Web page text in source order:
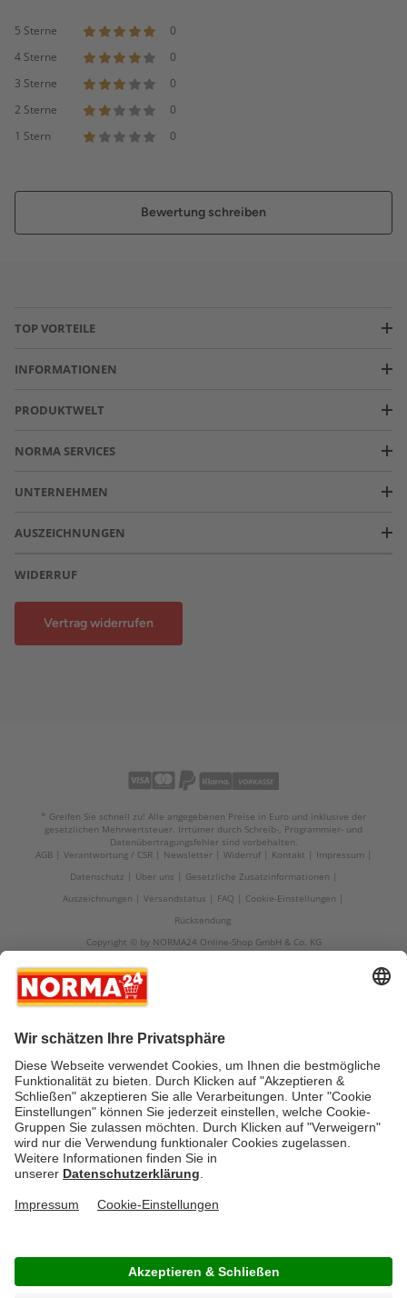
5 Sterne
0
4 Sterne
0
3 Sterne
0
2 Sterne
0
1 Stern
0
Bewertung schreiben
TOP VORTEILE
INFORMATIONEN
PRODUKTWELT
NORMA SERVICES
UNTERNEHMEN
AUSZEICHNUNGEN
WIDERRUF
Vertrag widerrufen
* Greifen Sie schnell zu! Alle angegebenen Preise in Euro und inklusive der
gesetzlichen Mehrwertsteuer. Irrtümer durch Schreib-, Programmier- und
Datenübertragungsfehler sind vorbehalten.
AGB
Verantwortung / CSR Newsletter Widerruf Kontakt
Impressum
Datenschutz
Über uns
Gesetzliche Zusatzinformationen
Auszeichnungen
Versandstatus FAQ
Cookie-Einstellungen
Rücksendung
Copyright © by NORMA24 Online-Shop GmbH & Co. KG